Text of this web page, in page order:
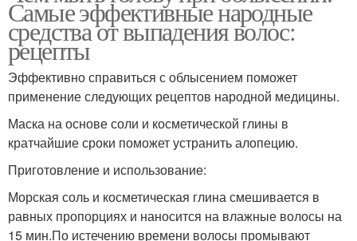
Самые эффективные народные
средства от выпадения волос:
рецепты
Эффективно справиться с облысением поможет
применение следующих рецептов народной медицины.
Маска на основе соли и косметической глины в
кратчайшие сроки поможет устранить алопецию.
Приготовление и использование:
Морская соль и косметическая глина смешивается в
равных пропорциях и наносится на влажные волосы на
15 мин.По истечению времени волосы промывают